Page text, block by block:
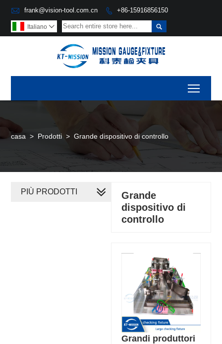
 frank@vision-tool.com.cn  +86-15916856150

Italiano 
casa > Prodotti > Grande dispositivo di controllo
Grande
dispositivo di
controllo
Grandi produttori
PIÙ PRODOTTI